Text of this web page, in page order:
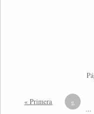
« Primera «
...